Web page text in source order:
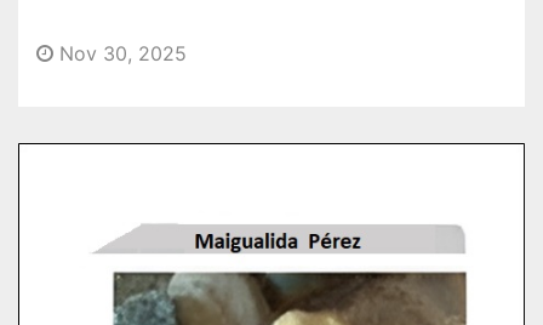
Nov 30, 2025